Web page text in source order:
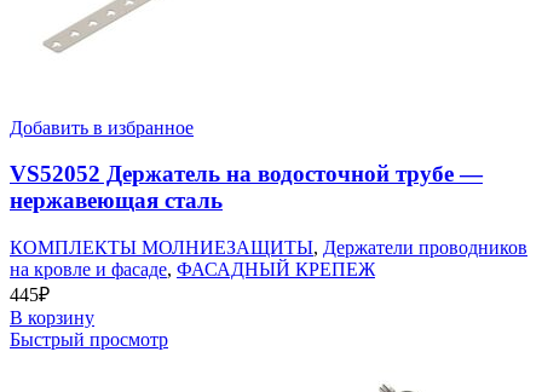
Добавить в избранное
VS52052 Держатель на водосточной трубе —
нержавеющая сталь
КОМПЛЕКТЫ МОЛНИЕЗАЩИТЫ, Держатели проводников
на кровле и фасаде, ФАСАДНЫЙ КРЕПЕЖ
445₽
В корзину
Быстрый просмотр